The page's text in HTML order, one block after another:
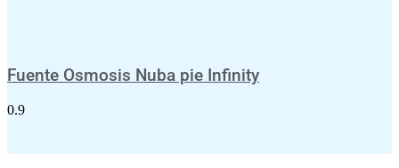
Fuente Osmosis Nuba pie Infinity